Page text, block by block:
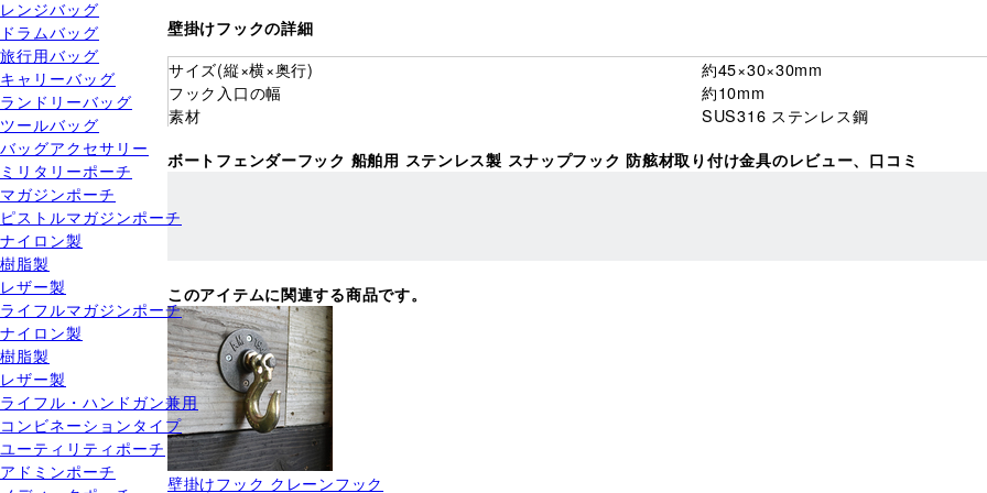
レンジバッグ
ドラムバッグ
旅行用バッグ
キャリーバッグ
ランドリーバッグ
ツールバッグ
バッグアクセサリー
ミリタリーポーチ
マガジンポーチ
ピストルマガジンポーチ
ナイロン製
樹脂製
レザー製
ライフルマガジンポーチ
ナイロン製
樹脂製
レザー製
ライフル・ハンドガン兼用
コンビネーションタイプ
ユーティリティポーチ
アドミンポーチ
壁掛けフックの詳細
サイズ(縦×横×奥行)
約45×30×30mm
フック入口の幅
約10mm
素材
SUS316 ステンレス鋼
ボートフェンダーフック 船舶用 ステンレス製 スナップフック 防舷材取り付け金具のレビュー、口コミ
このアイテムに関連する商品です。
壁掛けフック クレーンフック